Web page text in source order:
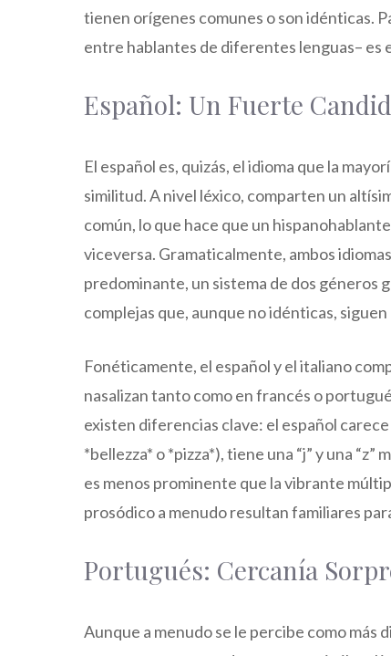
tienen orígenes comunes o son idénticas.
entre hablantes de diferentes lenguas– es
Español: Un Fuerte
El español es, quizás, el idioma que la
similitud. A nivel léxico, comparten un
común, lo que hace que un
viceversa. Gramaticalmente, ambos
predominante, un sistema de dos géneros
complejas que, aunque no idénticas,
Fonéticamente, el español y el italiano
nasalizan tanto como en francés o
existen diferencias clave: el español
*bellezza* o *pizza*), tiene una “j” y una
es menos prominente que la vibrante
prosódico a menudo resultan familiares
Portugués: Cercanía
Aunque a menudo se le percibe como